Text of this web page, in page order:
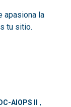
apasiona la
tu sitio.
AIOPS II
,